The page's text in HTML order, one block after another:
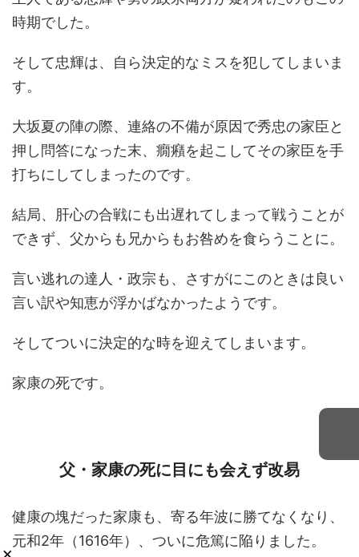
時期でした。
そして忠輝は、自ら決定的なミスを犯してしまいま
す。
大坂夏の陣の際、連絡の不備が原因で秀忠の家臣と
押し問答になった末、癇癪を起こしてその家臣を手
打ちにしてしまったのです。
結局、肝心の合戦にも出遅れてしまって戦うことが
できず、父からも兄からもお咎めを食らうことに。
言い逃れの達人・政宗も、さすがにこのときは良い
言い訳や知恵が浮かばなかったようです。
そしてついに決定的な時を迎えてしまいます。
家康の死です。
父・家康の死に目にも会えず改易
健康の塊だった家康も、寄る年波に勝てなくなり、
元和2年（1616年）、ついに危篤に陥りました。